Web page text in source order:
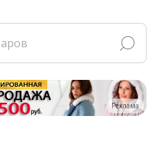
Реклама